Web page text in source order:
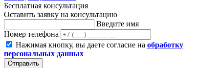
Бесплатная консультация
Оставить заявку на консультацию
Введите имя
Номер телефона
Нажимая кнопку, вы даете согласие на обработку
персональных данных
Отправить